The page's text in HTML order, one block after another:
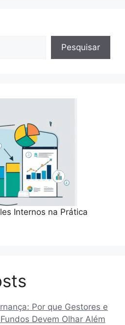
Pesquisar
Internos na Prática
Por que Gestores e
Devem Olhar Além